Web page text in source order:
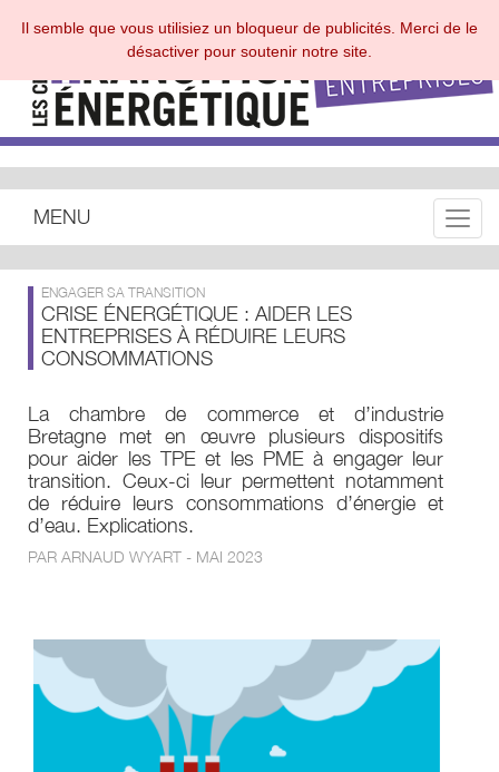
MENU
ENGAGER SA TRANSITION
CRISE ÉNERGÉTIQUE : AIDER LES
ENTREPRISES À RÉDUIRE LEURS
CONSOMMATIONS
La chambre de commerce et d’industrie
Bretagne met en œuvre plusieurs dispositifs
pour aider les TPE et les PME à engager leur
transition. Ceux-ci leur permettent notamment
de réduire leurs consommations d’énergie et
d’eau. Explications.
PAR ARNAUD WYART - MAI 2023
Il semble que vous utilisiez un bloqueur de publicités. Merci de le
désactiver pour soutenir notre site.